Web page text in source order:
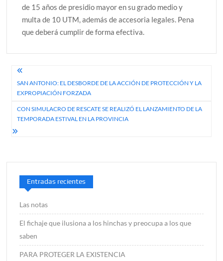
de 15 años de presidio mayor en su grado medio y
multa de 10 UTM, además de accesoria legales. Pena
que deberá cumplir de forma efectiva.
Navegación
de
entradas
SAN ANTONIO: EL DESBORDE DE LA ACCIÓN DE PROTECCIÓN Y LA
EXPROPIACIÓN FORZADA
CON SIMULACRO DE RESCATE SE REALIZÓ EL LANZAMIENTO DE LA
TEMPORADA ESTIVAL EN LA PROVINCIA
Entradas recientes
Las notas
El fichaje que ilusiona a los hinchas y preocupa a los que
saben
PARA PROTEGER LA EXISTENCIA